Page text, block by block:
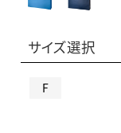
サイズ選択
F